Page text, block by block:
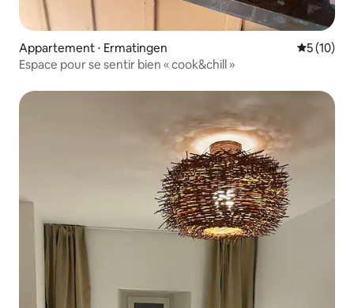
Appartement ⋅ Ermatingen
5 (10)
Espace pour se sentir bien « cook&chill »